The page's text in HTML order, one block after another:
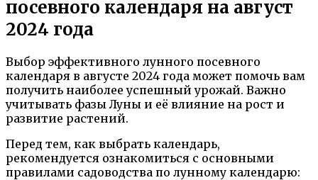
посевного календаря на август
2024 года
Выбор эффективного лунного посевного
календаря в августе 2024 года может помочь вам
получить наиболее успешный урожай. Важно
учитывать фазы Луны и её влияние на рост и
развитие растений.
Перед тем, как выбрать календарь,
рекомендуется ознакомиться с основными
правилами садоводства по лунному календарю: